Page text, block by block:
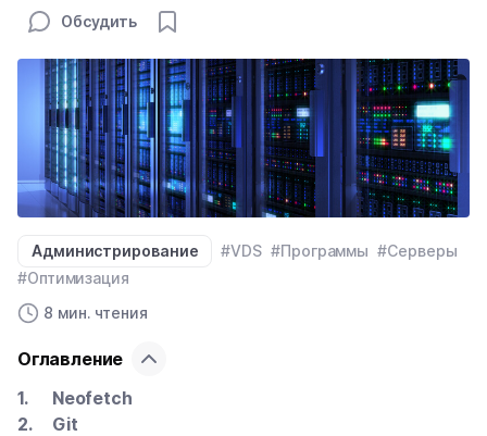
Обсудить
Администрирование #VDS #Программы #Серверы
#Оптимизация
8 мин. чтения
Оглавление
Neofetch
Git